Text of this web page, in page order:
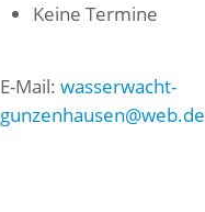
Keine Termine
E-Mail: wasserwacht-
gunzenhausen@web.de